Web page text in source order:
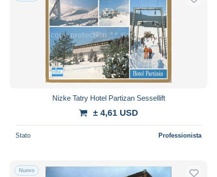
Nizke Tatry Hotel Partizan Sessellift
± 4,61 USD
Stato Professionista
Nuovo